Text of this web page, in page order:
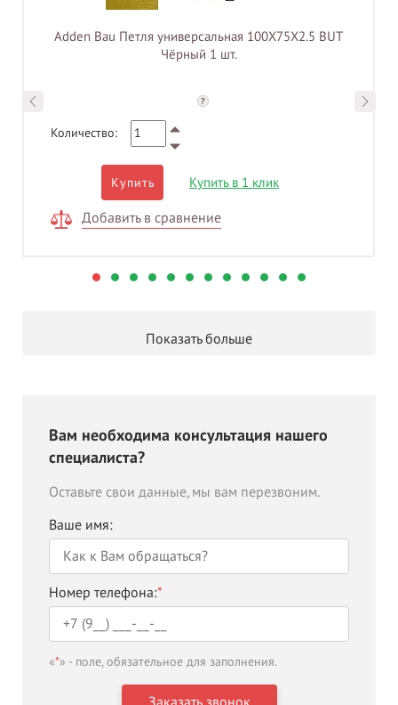
Adden Bau Петля универсальная 100X75X2.5 BUT
Чёрный 1 шт.
?
Количество:
Купить Купить в 1 клик
Добавить в сравнение
Показать больше
Вам необходима консультация нашего
специалиста?
Оставьте свои данные, мы вам перезвоним.
Ваше имя:
Номер телефона:*
«*» - поле, обязательное для заполнения.